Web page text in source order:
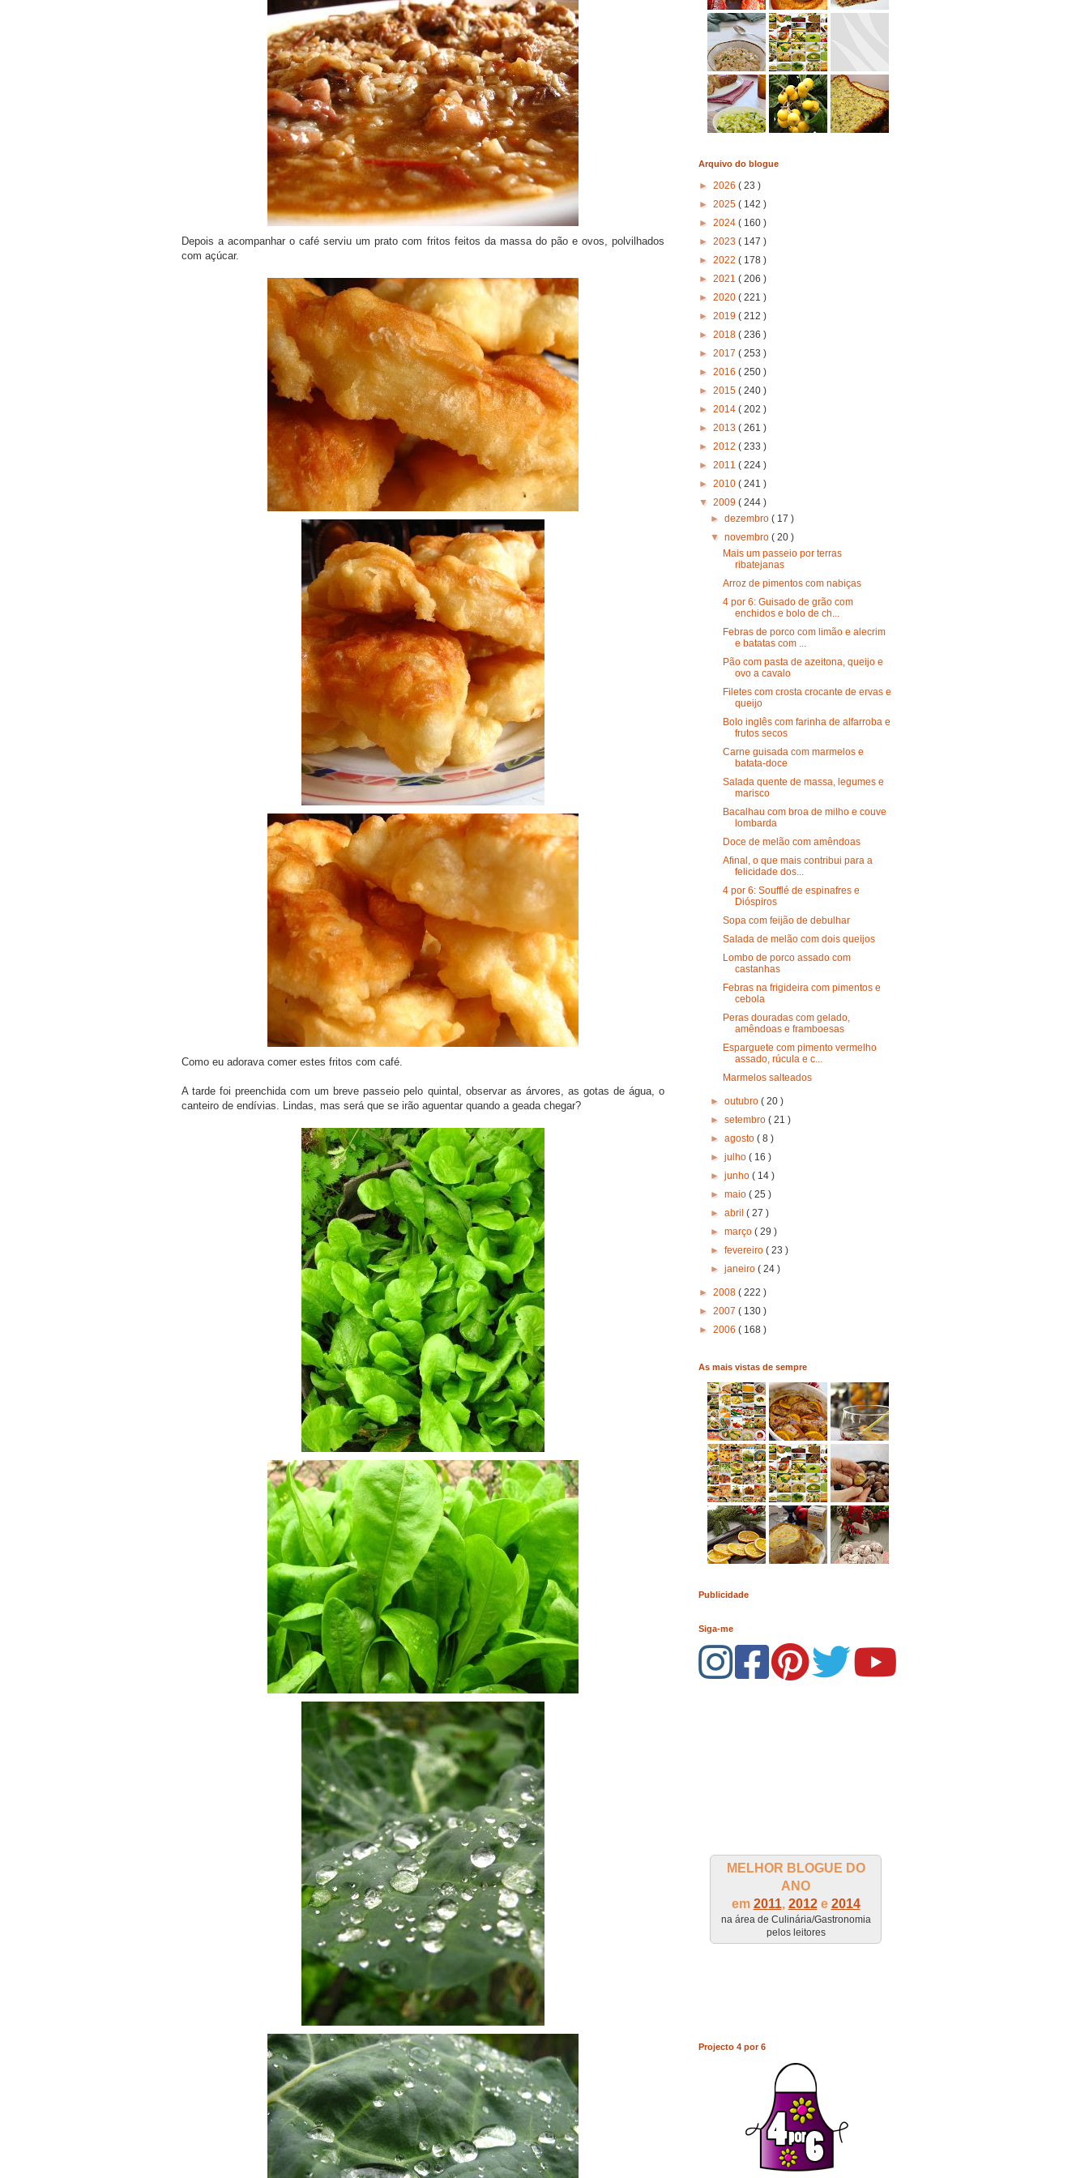
Depois a acompanhar o café serviu um prato com fritos feitos da massa do pão e ovos, polvilhados
com açúcar.
Como eu adorava comer estes fritos com café.
A tarde foi preenchida com um breve passeio pelo quintal, observar as árvores, as gotas de água, o
canteiro de endívias. Lindas, mas será que se irão aguentar quando a geada chegar?
Arquivo do blogue
► 2026 ( 23 )
► 2025 ( 142 )
► 2024 ( 160 )
► 2023 ( 147 )
► 2022 ( 178 )
► 2021 ( 206 )
► 2020 ( 221 )
► 2019 ( 212 )
► 2018 ( 236 )
► 2017 ( 253 )
► 2016 ( 250 )
► 2015 ( 240 )
► 2014 ( 202 )
► 2013 ( 261 )
► 2012 ( 233 )
► 2011 ( 224 )
► 2010 ( 241 )
▼ 2009 ( 244 )
►dezembro( 17 )
▼novembro( 20 )
Mais um passeio por terras
ribatejanas
Arroz de pimentos com nabiças
4 por 6: Guisado de grão com
enchidos e bolo de ch...
Febras de porco com limão e alecrim
e batatas com ...
Pão com pasta de azeitona, queijo e
ovo a cavalo
Filetes com crosta crocante de ervas e
queijo
Bolo inglês com farinha de alfarroba e
frutos secos
Carne guisada com marmelos e
batata-doce
Salada quente de massa, legumes e
marisco
Bacalhau com broa de milho e couve
lombarda
Doce de melão com amêndoas
Afinal, o que mais contribui para a
felicidade dos...
4 por 6: Soufflé de espinafres e
Dióspiros
Sopa com feijão de debulhar
Salada de melão com dois queijos
Lombo de porco assado com
castanhas
Febras na frigideira com pimentos e
cebola
Peras douradas com gelado,
amêndoas e framboesas
Esparguete com pimento vermelho
assado, rúcula e c...
Marmelos salteados
►outubro( 20 )
►setembro( 21 )
►agosto( 8 )
►julho( 16 )
►junho( 14 )
►maio( 25 )
►abril( 27 )
►março( 29 )
►fevereiro( 23 )
►janeiro( 24 )
► 2008 ( 222 )
► 2007 ( 130 )
► 2006 ( 168 )
As mais vistas de sempre
Publicidade
Siga-me
MELHOR BLOGUE DO
ANO
em 2011, 2012e 2014
na área de Culinária/Gastronomia
pelos leitores
Projecto 4 por 6